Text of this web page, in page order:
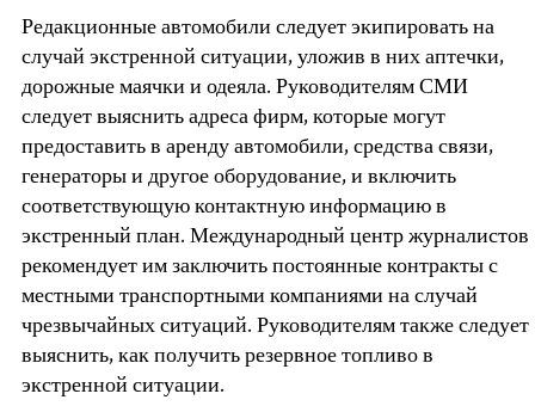
Редакционные автомобили следует экипировать на
случай экстренной ситуации, уложив в них аптечки,
дорожные маячки и одеяла. Руководителям СМИ
следует выяснить адреса фирм, которые могут
предоставить в аренду автомобили, средства связи,
генераторы и другое оборудование, и включить
соответствующую контактную информацию в
экстренный план. Международный центр журналистов
рекомендует им заключить постоянные контракты с
местными транспортными компаниями на случай
чрезвычайных ситуаций. Руководителям также следует
выяснить, как получить резервное топливо в
экстренной ситуации.